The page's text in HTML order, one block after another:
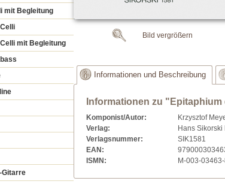
mit Begleitung
mit Begleitung
Gitarre
Bild vergrößern
Informationen und Beschreibung
Informationen zu
Komponist/Autor:
Krzysztof
Verlag:
Hans
Verlagsnummer:
SIK1581
EAN:
ISMN:
M-003-